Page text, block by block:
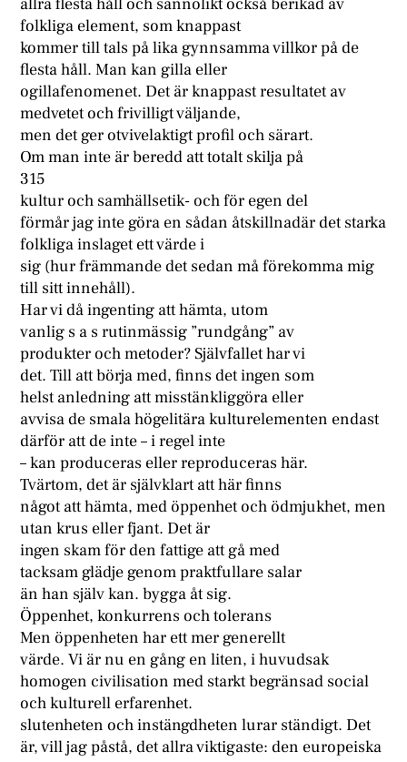
allra flesta håll och sannolikt också berikad av
folkliga element, som knappast
kommer till tals på lika gynnsamma villkor på de
flesta håll. Man kan gilla eller
ogillafenomenet. Det är knappast resultatet av
medvetet och frivilligt väljande,
men det ger otvivelaktigt profil och särart.
Om man inte är beredd att totalt skilja på
315
kultur och samhällsetik- och för egen del
förmår jag inte göra en sådan åtskillnadär det starka
folkliga inslaget ett värde i
sig (hur främmande det sedan må förekomma mig
till sitt innehåll).
Har vi då ingenting att hämta, utom
vanlig s a s rutinmässig ”rundgång” av
produkter och metoder? Självfallet har vi
det. Till att börja med, finns det ingen som
helst anledning att misstänkliggöra eller
avvisa de smala högelitära kulturelementen endast
därför att de inte – i regel inte
– kan produceras eller reproduceras här.
Tvärtom, det är självklart att här finns
något att hämta, med öppenhet och ödmjukhet, men
utan krus eller fjant. Det är
ingen skam för den fattige att gå med
tacksam glädje genom praktfullare salar
än han själv kan. bygga åt sig.
Öppenhet, konkurrens och tolerans
Men öppenheten har ett mer generellt
värde. Vi är nu en gång en liten, i huvudsak
homogen civilisation med starkt begränsad social
och kulturell erfarenhet.
slutenheten och instängdheten lurar ständigt. Det
är, vill jag påstå, det allra viktigaste: den europeiska